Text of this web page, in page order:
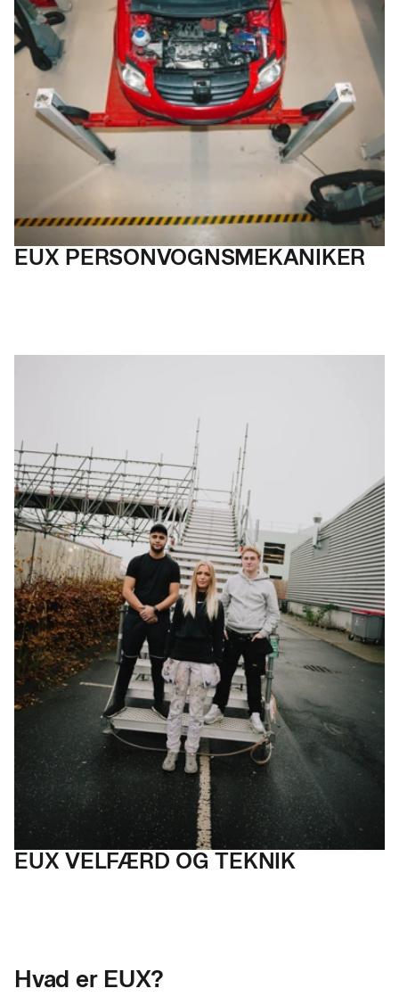
EUX PERSONVOGNS­MEKANIKER
EUX VELFÆRD OG TEKNIK
Hvad er EUX?